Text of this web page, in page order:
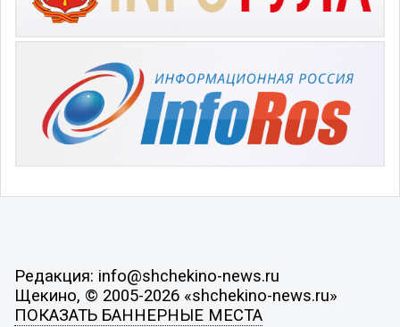
Редакция: info@shchekino-news.ru
Щекино, © 2005-2026 «shchekino-news.ru»
ПОКАЗАТЬ БАННЕРНЫЕ МЕСТА